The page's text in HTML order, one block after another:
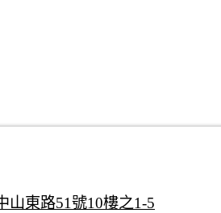
山東路51號10樓之1-5